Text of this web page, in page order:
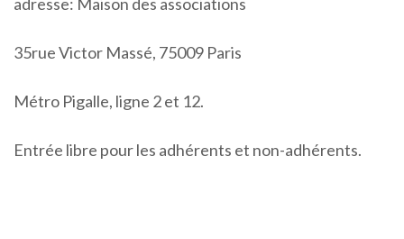
35rue Victor Massé, 75009 Paris
Métro Pigalle, ligne 2 et 12.
Entrée libre pour les adhérents et non-adhérents.